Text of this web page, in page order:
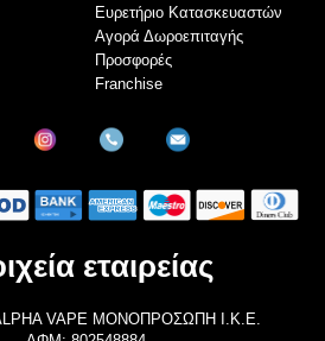
Ευρετήριο Κατασκευαστών
Αγορά Δωροεπιταγής
Προσφορές
Franchise
εταιρείας
VAPE ΜΟΝΟΠΡΟΣΩΠΗ Ι.Κ.Ε.